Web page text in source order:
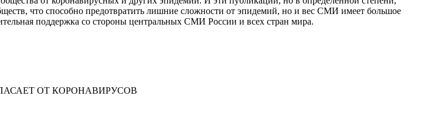
что способно предотвратить лишние сложности от эпидемий, но и вес СМИ имеет большое
поддержка со стороны центральных СМИ России и всех стран мира.
ОТ КОРОНАВИРУСОВ